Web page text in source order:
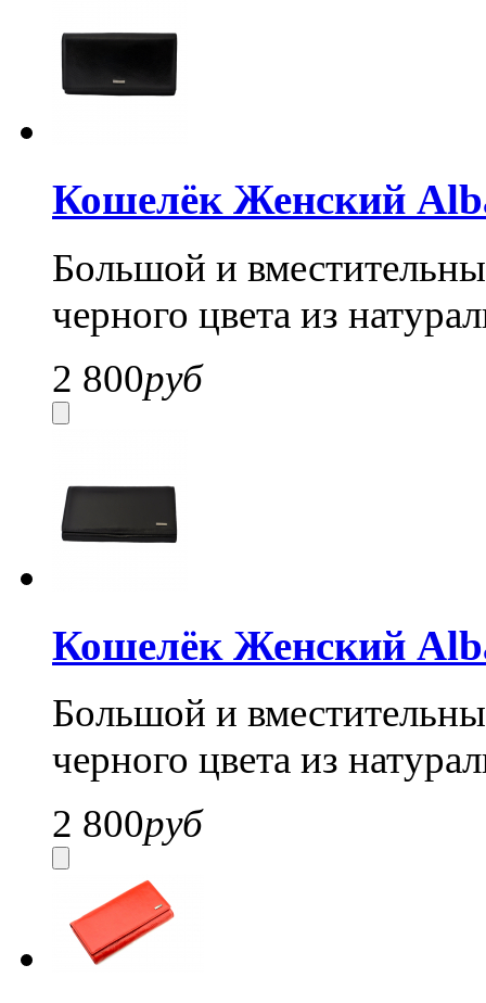
Кошелёк Женский
Большой и
черного цвета из
2 800руб
Кошелёк Женский
Большой и
черного цвета из
2 800руб